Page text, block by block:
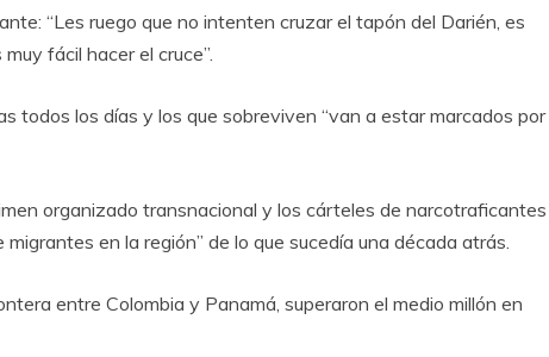
“Les ruego que no intenten cruzar el tapón del Darién, es
fácil hacer el cruce”.
todos los días y los que sobreviven “van a estar marcados por
organizado transnacional y los cárteles de narcotraficantes
en la región” de lo que sucedía una década atrás.
entre Colombia y Panamá, superaron el medio millón en